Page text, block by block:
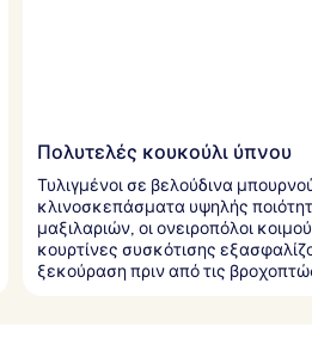
Πολυτελές κουκούλι ύπνου
Τυλιγμένοι σε βελούδινα
κλινοσκεπάσματα υψηλής
μαξιλαριών, οι ονειροπόλοι
κουρτίνες συσκότισης
ξεκούραση πριν από τις